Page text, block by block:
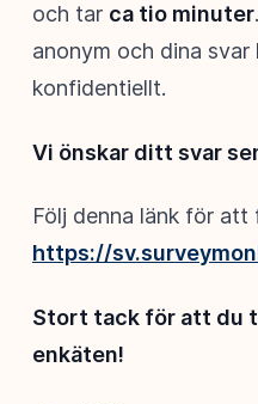
och tar ca tio minuter
anonym och dina
konfidentiellt.
Vi önskar ditt svar
Följ denna länk för att
https://
Stort tack för att du
enkäten!